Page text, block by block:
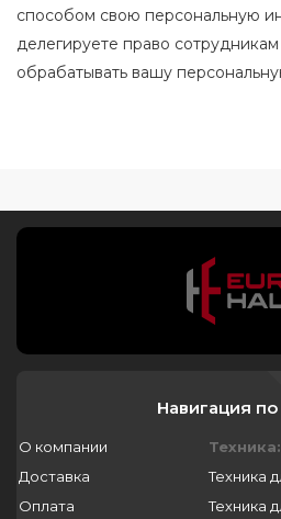
способом свою персональную
делегируете право
обрабатывать вашу
Навигация по
О компании
Доставка
Оплата
Техника:
Техника
Техника